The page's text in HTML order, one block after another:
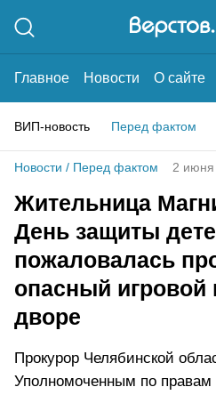
Главное Новости О сайте
ВИП-новость Перед фактом
Новости / Перед фактом 2 июня
Жительница
День защиты
пожаловалась
опасный игровой
дворе
Прокурор Челябинской
Уполномоченным по правам